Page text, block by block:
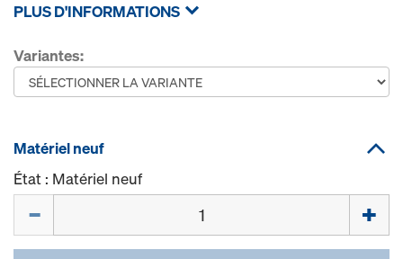
PLUS D'INFORMATIONS
Variantes:
Matériel neuf
État : Matériel neuf